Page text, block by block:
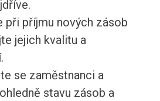
při příjmu nových zásob
jejich kvalitu a
se zaměstnanci a
stavu zásob a